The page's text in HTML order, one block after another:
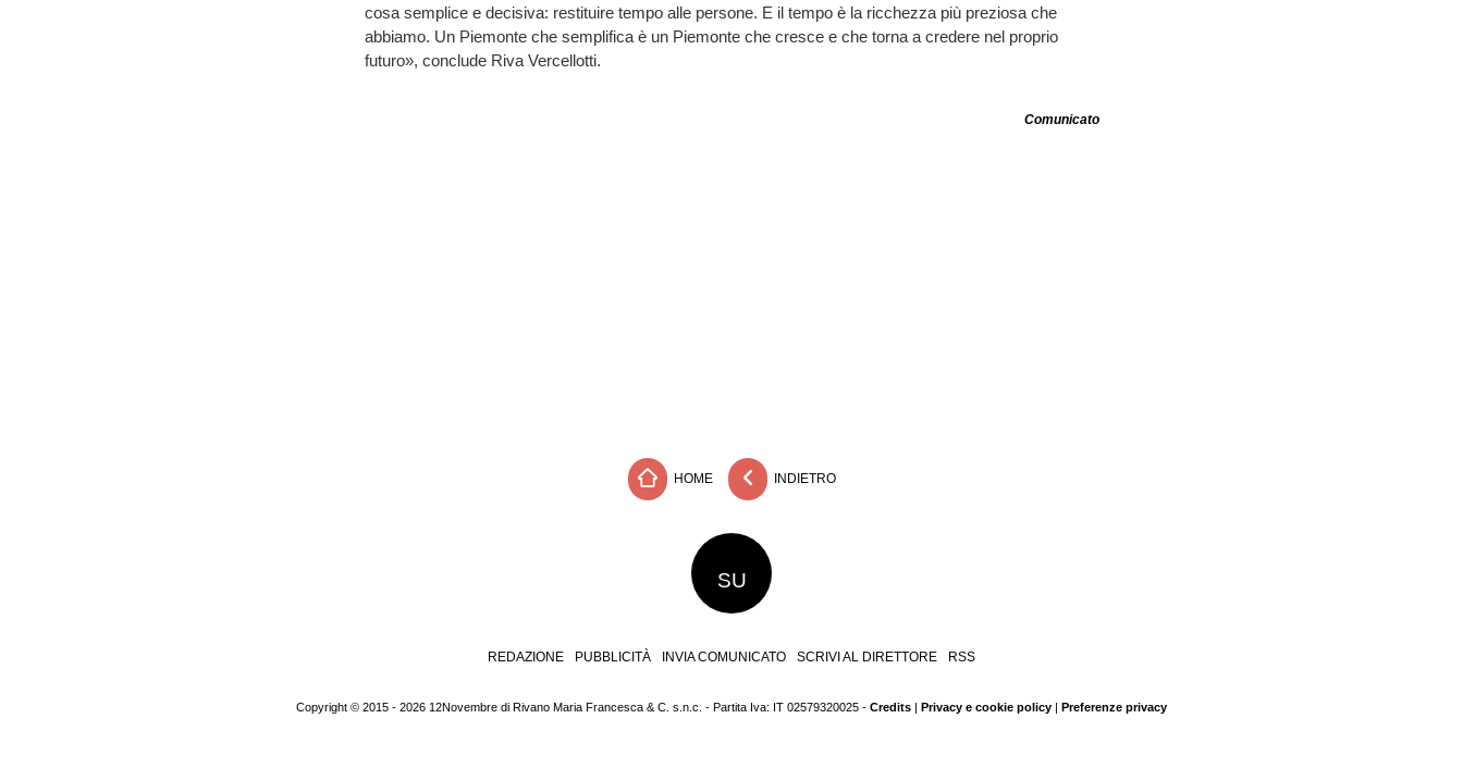
cosa semplice e decisiva: restituire tempo alle persone. E il tempo è la ricchezza più preziosa che
abbiamo. Un Piemonte che semplifica è un Piemonte che cresce e che torna a credere nel proprio
futuro», conclude Riva Vercellotti.
Comunicato
HOME INDIETRO
SU
REDAZIONE PUBBLICITÀ INVIA COMUNICATO SCRIVI AL DIRETTORE RSS
Copyright © 2015 - 2026 12Novembre di Rivano Maria Francesca & C. s.n.c. - Partita Iva: IT 02579320025 - Credits Privacy e cookie policy Preferenze privacy